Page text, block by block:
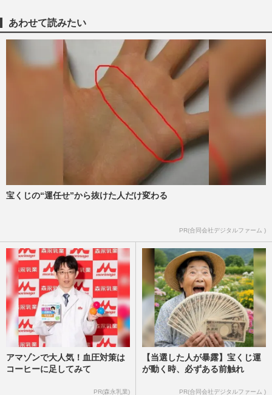
週刊女性2026年7月21日号
加藤登紀子「偶然に導かれ…」河島英五さ
んやオノ・ヨーコ、中島みゆきとも交流…
明かしたレジェンドたちと…
週刊女性2026年6月30日号 2026/6/28
中森明菜、20年ぶりライブツアーに向け
て“断酒・外出禁止”も「一気に勝負をかけ
すぎ」懸念される“心身バ…
週刊女性2026年6月9日・16日号 2026/6/1
『ID85』芳本美代子が57歳でアイドル活動
あわせて読みたい
宝くじの“運任せ”から抜けた人だけ変わる
PR(合同会社デジタルファーム )
アマゾンで大人気！血圧対策は
コーヒーに足してみて
PR(森永乳業)
【当選した人が暴露】宝くじ運
が動く時、必ずある前触れ
PR(合同会社デジタルファーム )